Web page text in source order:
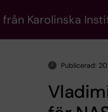
Karolinska
Publicerad: